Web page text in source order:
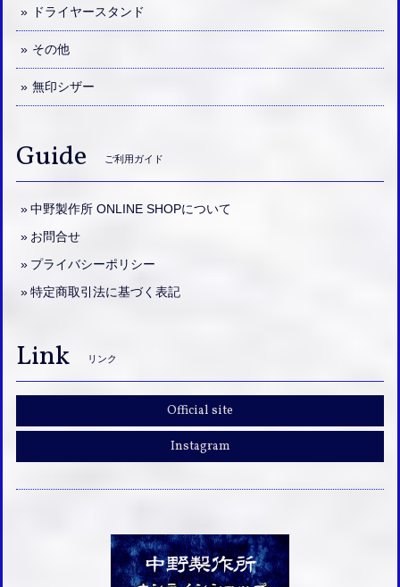
ドライヤースタンド
その他
無印シザー
Guide ご利用ガイド
中野製作所 ONLINE SHOPについて
お問合せ
プライバシーポリシー
特定商取引法に基づく表記
Link リンク
Official site
Instagram